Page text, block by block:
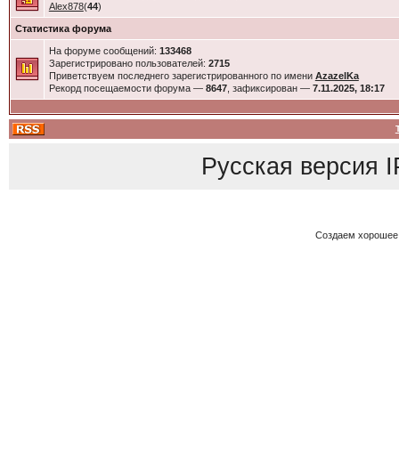
Alex878(44)
Статистика форума
На форуме сообщений: 133468
Зарегистрировано пользователей: 2715
Приветствуем последнего зарегистрированного по имени AzazelKa
Рекорд посещаемости форума — 8647, зафиксирован — 7.11.2025, 18:17
Русская версия
Создаем